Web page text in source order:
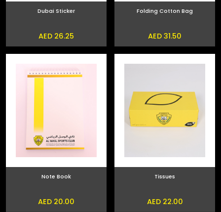
Folding Cotton Bag
AED 31.50
Dubai Sticker
AED 26.25
Tissues
AED 22.00
Note Book
AED 20.00